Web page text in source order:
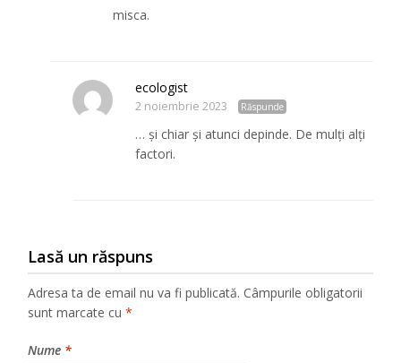
misca.
ecologist
2 noiembrie 2023 Răspunde
… și chiar și atunci depinde. De mulți alți
factori.
Lasă un răspuns
Adresa ta de email nu va fi publicată. Câmpurile obligatorii
sunt marcate cu*
Nume *